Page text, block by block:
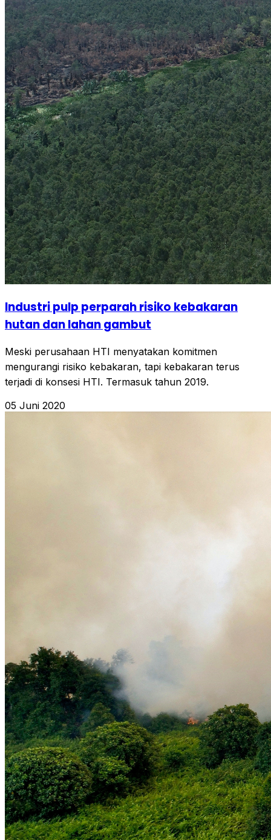
Industri pulp perparah risiko kebakaran
hutan dan lahan gambut
Meski perusahaan HTI menyatakan komitmen
mengurangi risiko kebakaran, tapi kebakaran terus
terjadi di konsesi HTI. Termasuk tahun 2019.
05 Juni 2020